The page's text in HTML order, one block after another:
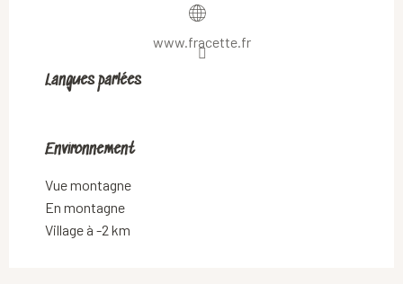
www.fracette.fr
Langues parlées
Langues parlées
Environnement
Environnement
Vue montagne
En montagne
Village à -2 km